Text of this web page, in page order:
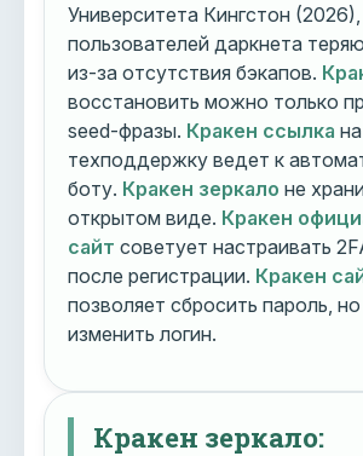
Университета Кингстон
пользователей даркнета
из-за отсутствия бэкапов.
восстановить можно только
seed-фразы. Кракен ссылка на
техподдержку ведет к
боту. Кракен зеркало не
открытом виде. Кракен
сайт советует настраивать
после регистрации. Кракен
позволяет сбросить пароль,
изменить логин.
Кракен зеркало: